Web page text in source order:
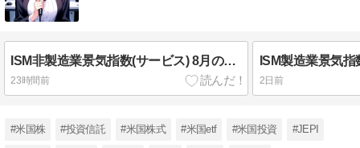
ISM非製造業景気指数(サービス) 8月の振り返り
23時間前
ISM製造業景気
2日前
#米国株 #投資信託 #米国株式 #米国etf #米国投資 #JEPI